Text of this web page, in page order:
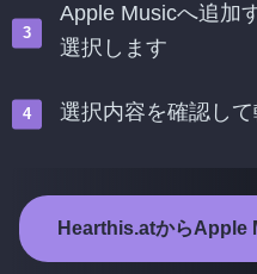
Apple Musicへ追加
選択します
選択内容を確認し
Hearthis.atからApple